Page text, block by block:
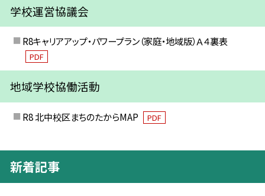
学校運営協議会
R8キャリアアップ・パワープラン（家庭・地域版）Ａ４裏表
PDF
地域学校協働活動
R8 北中校区まちのたからMAP PDF
新着記事